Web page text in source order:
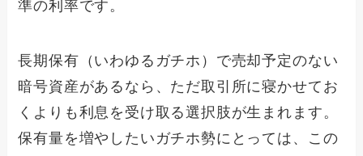
準の利率です。
長期保有（いわゆるガチホ）で売却予定のない
暗号資産があるなら、ただ取引所に寝かせてお
くよりも利息を受け取る選択肢が生まれます。
保有量を増やしたいガチホ勢にとっては、この